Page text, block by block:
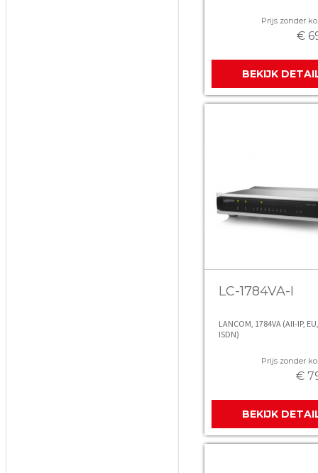
Prijs zonder
€
BEKIJK
LC-1784VA-I
LANCOM, 1784VA (All-IP,
ISDN)
Prijs zonder
€
BEKIJK